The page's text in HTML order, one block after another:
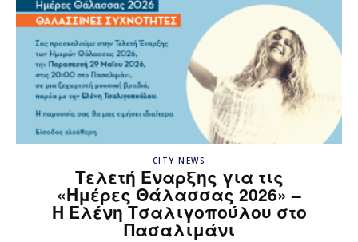
CITY NEWS
Τελετή Έναρξης για τις
«Ημέρες Θάλασσας 2026» –
H Ελένη Τσαλιγοπούλου στο
Πασαλιμάνι